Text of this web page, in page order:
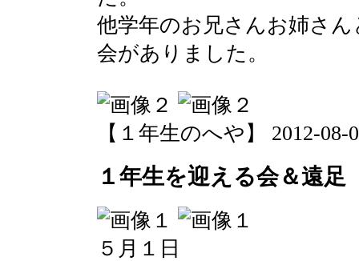
他学年のお兄さんお姉さ
会がありました。
【１年生のへや】 2012-08-
１年生を迎える会＆遠足
５月１日